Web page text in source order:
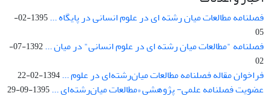
فصلنامه مطالعات میان رشته ای در علوم انسانی در پایگاه ...
1395-02-
05
فصلنامه "مطالعات میان رشته ای در علوم انسانی" در میان ...
1392-07-
02
فراخوان مقاله فصلنامه مطالعات میان‌رشته‌ای در علوم ...1394-02-22
عضویت فصلنامه علمی- پژوهشی «مطالعات میان‌رشته‌ای ...1395-09-29